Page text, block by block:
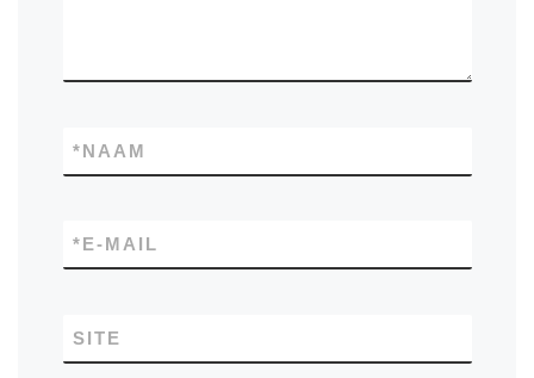
NAAM
*
E-MAIL
*
SITE